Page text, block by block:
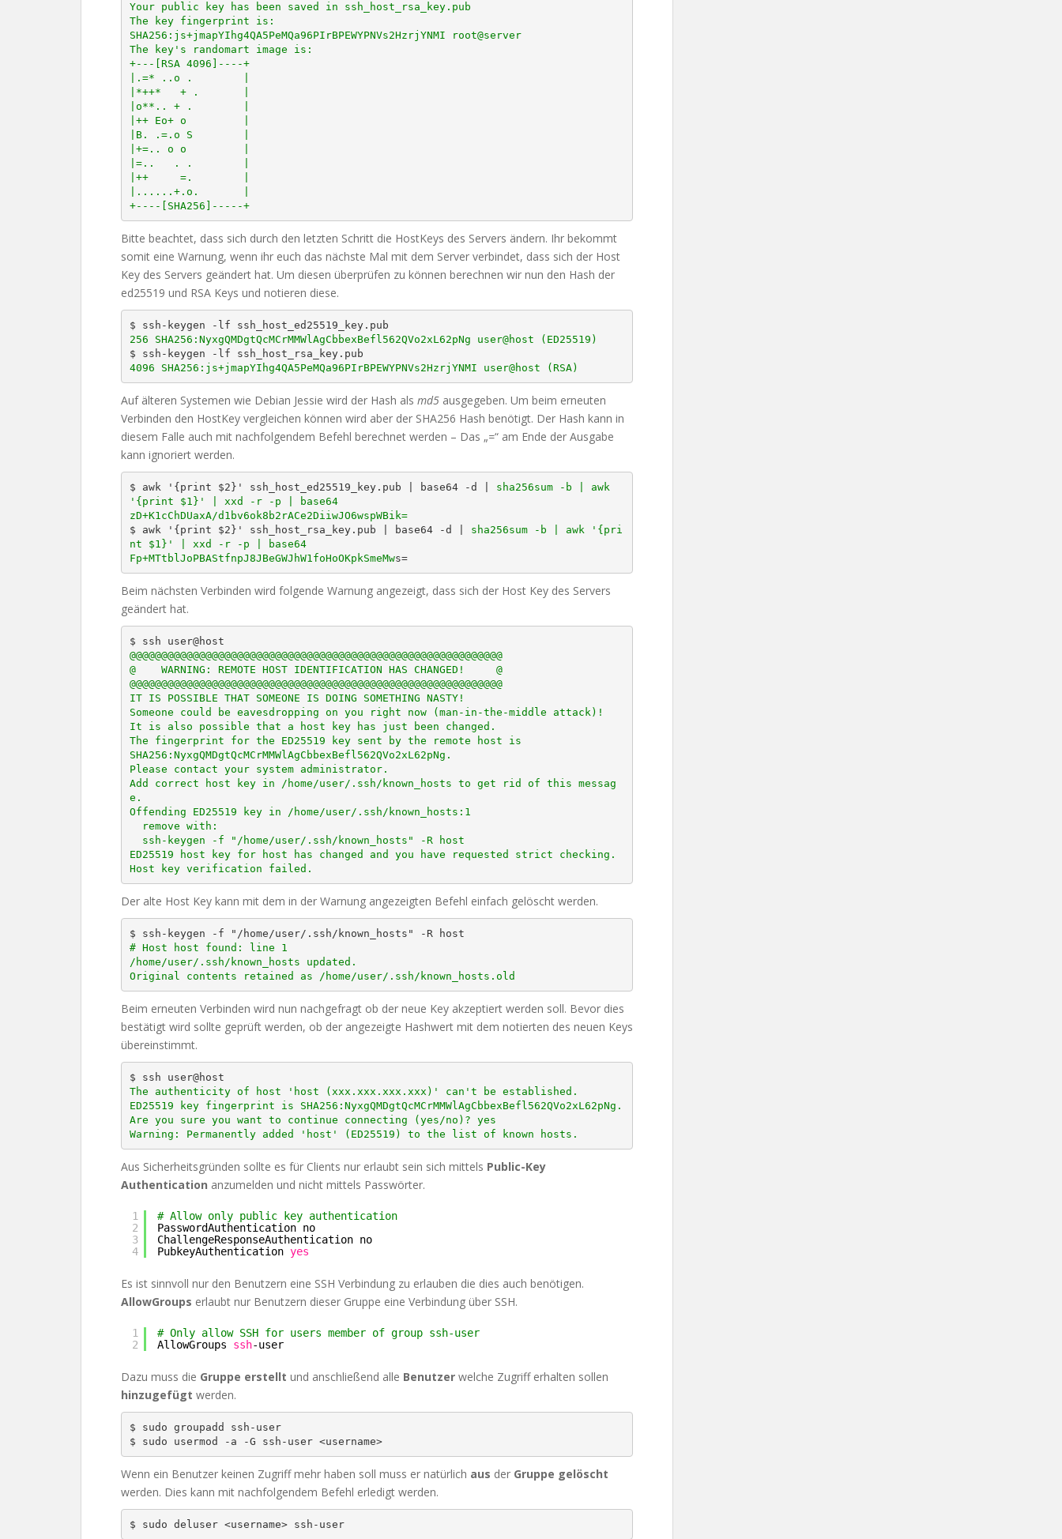
Your public key has been saved in ssh_host_rsa_key.pub
The key fingerprint is:
SHA256:js+jmapYIhg4QA5PeMQa96PIrBPEWYPNVs2HzrjYNMI root@server
The key's randomart image is:
+---[RSA 4096]----+
|.=* ..o .        |
|*++*   + .       |
|o**.. + .        |
|++ Eo+ o         |
|B. .=.o S        |
|+=.. o o         |
|=..   . .        |
|++     =.        |
|......+.o.       |
+----[SHA256]-----+
Bitte beachtet, dass sich durch den letzten Schritt die HostKeys des Servers ändern. Ihr bekommt
somit eine Warnung, wenn ihr euch das nächste Mal mit dem Server verbindet, dass sich der Host
Key des Servers geändert hat. Um diesen überprüfen zu können berechnen wir nun den Hash der
ed25519 und RSA Keys und notieren diese.
256 SHA256:NyxgQMDgtQcMCrMMWlAgCbbexBefl562QVo2xL62pNg user@host (ED25519)
4096 SHA256:js+jmapYIhg4QA5PeMQa96PIrBPEWYPNVs2HzrjYNMI user@host (RSA)
Auf älteren Systemen wie Debian Jessie wird der Hash als md5 ausgegeben. Um beim erneuten
Verbinden den HostKey vergleichen können wird aber der SHA256 Hash benötigt. Der Hash kann in
diesem Falle auch mit nachfolgendem Befehl berechnet werden – Das „=“ am Ende der Ausgabe
kann ignoriert werden.
$ awk '{print $2}' ssh_host_ed25519_key.pub | base64 -d | sha256sum -b | awk
'{print $1}' | xxd -r -p | base64
zD+K1cChDUaxA/d1bv6ok8b2rACe2DiiwJO6wspWBik=
$ awk '{print $2}' ssh_host_rsa_key.pub | base64 -d | sha256sum -b | awk '{pri
nt $1}' | xxd -r -p | base64
Fp+MTtblJoPBAStfnpJ8JBeGWJhW1foHoOKpkSmeMws=
Beim nächsten Verbinden wird folgende Warnung angezeigt, dass sich der Host Key des Servers
geändert hat.
@@@@@@@@@@@@@@@@@@@@@@@@@@@@@@@@@@@@@@@@@@@@@@@@@@@@@@@@@@@
@    WARNING: REMOTE HOST IDENTIFICATION HAS CHANGED!     @
@@@@@@@@@@@@@@@@@@@@@@@@@@@@@@@@@@@@@@@@@@@@@@@@@@@@@@@@@@@
IT IS POSSIBLE THAT SOMEONE IS DOING SOMETHING NASTY!
Someone could be eavesdropping on you right now (man-in-the-middle attack)!
It is also possible that a host key has just been changed.
The fingerprint for the ED25519 key sent by the remote host is
SHA256:NyxgQMDgtQcMCrMMWlAgCbbexBefl562QVo2xL62pNg.
Please contact your system administrator.
Add correct host key in /home/user/.ssh/known_hosts to get rid of this messag
e.
Offending ED25519 key in /home/user/.ssh/known_hosts:1
ED25519 host key for host has changed and you have requested strict checking.
Host key verification failed.
Der alte Host Key kann mit dem in der Warnung angezeigten Befehl einfach gelöscht werden.
# Host host found: line 1
/home/user/.ssh/known_hosts updated.
Original contents retained as /home/user/.ssh/known_hosts.old
Beim erneuten Verbinden wird nun nachgefragt ob der neue Key akzeptiert werden soll. Bevor dies
bestätigt wird sollte geprüft werden, ob der angezeigte Hashwert mit dem notierten des neuen Keys
übereinstimmt.
The authenticity of host 'host (xxx.xxx.xxx.xxx)' can't be established.
ED25519 key fingerprint is SHA256:NyxgQMDgtQcMCrMMWlAgCbbexBefl562QVo2xL62pNg.
Are you sure you want to continue connecting (yes/no)? yes
Warning: Permanently added 'host' (ED25519) to the list of known hosts.
Aus Sicherheitsgründen sollte es für Clients nur erlaubt sein sich mittels Public-Key
Authentication anzumelden und nicht mittels Passwörter.
1
2
3
4
# Allow only public key authentication
PasswordAuthentication no
ChallengeResponseAuthentication no
PubkeyAuthentication yes
Es ist sinnvoll nur den Benutzern eine SSH Verbindung zu erlauben die dies auch benötigen.
AllowGroups erlaubt nur Benutzern dieser Gruppe eine Verbindung über SSH.
1
2
# Only allow SSH for users member of group ssh-user
AllowGroups ssh-user
Dazu muss die Gruppe erstellt und anschließend alle Benutzer welche Zugriff erhalten sollen
hinzugefügt werden.
$ sudo groupadd ssh-user
$ sudo usermod -a -G ssh-user <username>
Wenn ein Benutzer keinen Zugriff mehr haben soll muss er natürlich aus der Gruppe gelöscht
werden. Dies kann mit nachfolgendem Befehl erledigt werden.
$ sudo deluser <username> ssh-user